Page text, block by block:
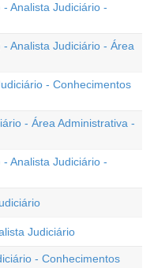
Analista Judiciário -
Analista Judiciário - Área
- Conhecimentos
- Área Administrativa -
Analista Judiciário -
Judiciário
- Conhecimentos